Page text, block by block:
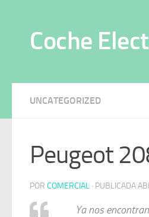
Coche
UNCATEGORIZED
Peugeot
POR COMERCIAL · PUBLICADA
Ya nos